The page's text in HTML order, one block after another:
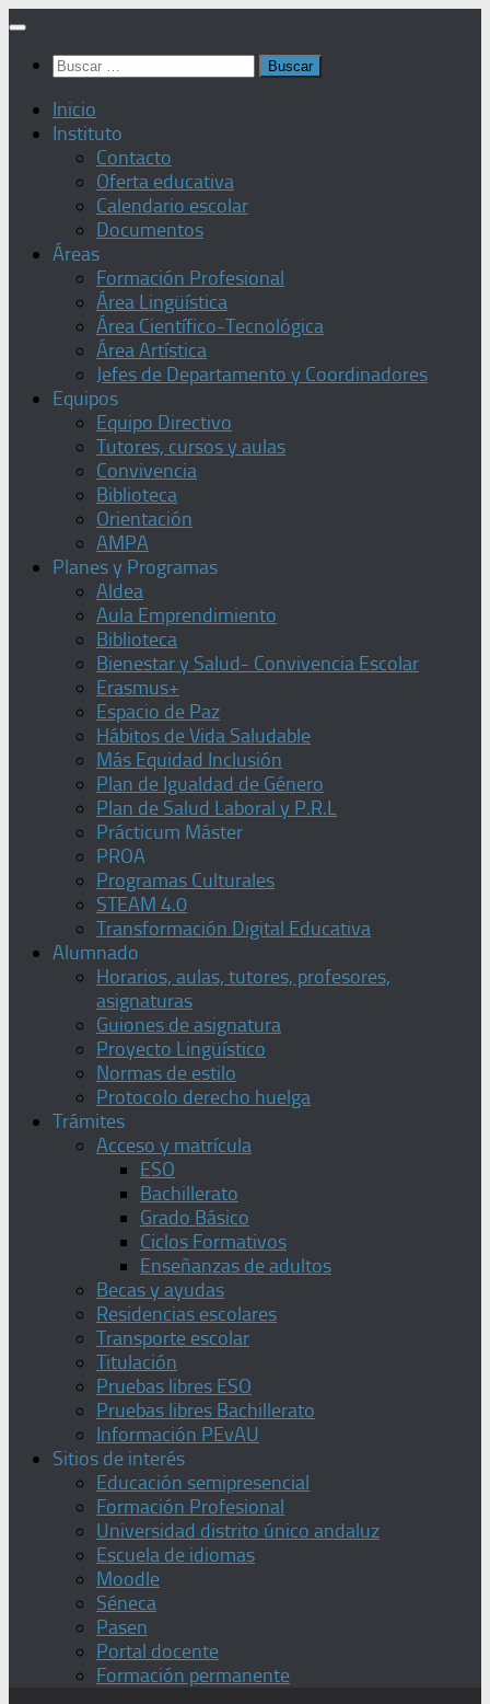
Saltar
contenido
Buscar:
Inicio
Instituto
Contacto
Oferta educativa
Calendario escolar
Documentos
Áreas
Formación Profesional
Área Lingüística
Área Científico-Tecnológica
Área Artística
Jefes de Departamento y Coordinadores
Equipos
Equipo Directivo
Tutores, cursos y aulas
Convivencia
Biblioteca
Orientación
AMPA
Planes y Programas
Aldea
Aula Emprendimiento
Biblioteca
Bienestar y Salud- Convivencia Escolar
Erasmus+
Espacio de Paz
Hábitos de Vida Saludable
Más Equidad Inclusión
Plan de Igualdad de Género
Plan de Salud Laboral y P.R.L
Prácticum Máster
PROA
Programas Culturales
STEAM 4.0
Transformación Digital Educativa
Alumnado
Horarios, aulas, tutores, profesores,
asignaturas
Guiones de asignatura
Proyecto Lingüístico
Normas de estilo
Protocolo derecho huelga
Trámites
Acceso y matrícula
ESO
Bachillerato
Grado Básico
Ciclos Formativos
Enseñanzas de adultos
Becas y ayudas
Residencias escolares
Transporte escolar
Titulación
Pruebas libres ESO
Pruebas libres Bachillerato
Información PEvAU
Sitios de interés
Educación semipresencial
Formación Profesional
Universidad distrito único andaluz
Escuela de idiomas
Moodle
Séneca
Pasen
Portal docente
Formación permanente